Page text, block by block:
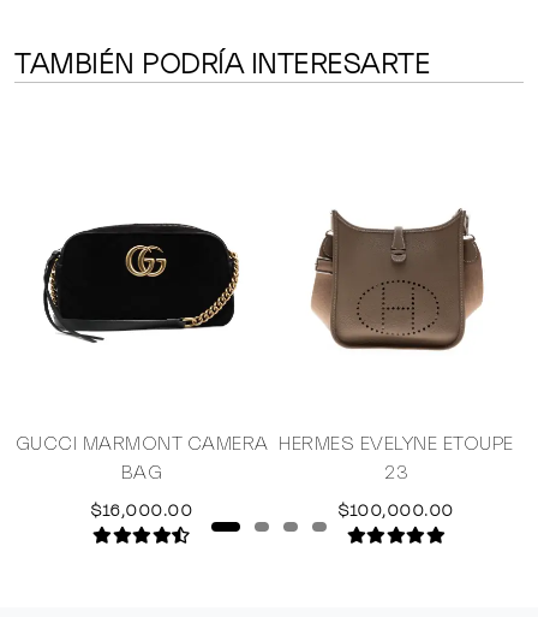
TAMBIÉN PODRÍA INTERESARTE
GUCCI MARMONT CAMERA
BAG
$16,000.00
HERMES EVELYNE ETOUPE
23
$100,000.00